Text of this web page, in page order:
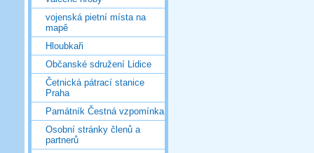
vojenská pietní místa na
mapě
Hloubkaři
Občanské sdružení Lidice
Četnická pátrací stanice
Praha
Památník Čestná vzpomínka
Osobní stránky členů a
partnerů